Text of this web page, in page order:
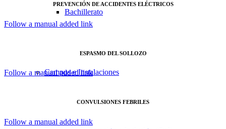
Bachillerato
Campus e Instalaciones
PREVENCIÓN DE ACCIDENTES ELÉCTRICOS
Follow a manual added link
ESPASMO DEL SOLLOZO
Follow a manual added link
CONVULSIONES FEBRILES
Follow a manual added link